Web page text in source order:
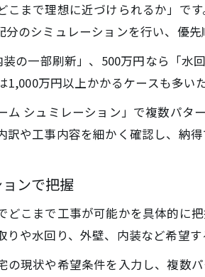
リフォーム工事内容を
見積もり比較で失敗しない
リフォーム見積もり比
スケルトンリフォーム
見積もりシミュレーシ
複数業者のリフォーム
こまで理想に近づけられるか」で
のシミュレーションを行い、優先
の一部刷新」、500万円なら「水
万円以上かかるケースも多い
シュミレーション」で複数パ
や工事内容を細かく確認し、納
ンで把握
どこまで工事が可能かを具体的に
や水回り、外壁、内装など希望
現状や希望条件を入力し、複数
お問い合わせ
お問い合わせ